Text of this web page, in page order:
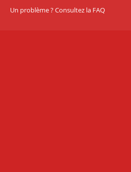
Un problème ? Consultez la FAQ